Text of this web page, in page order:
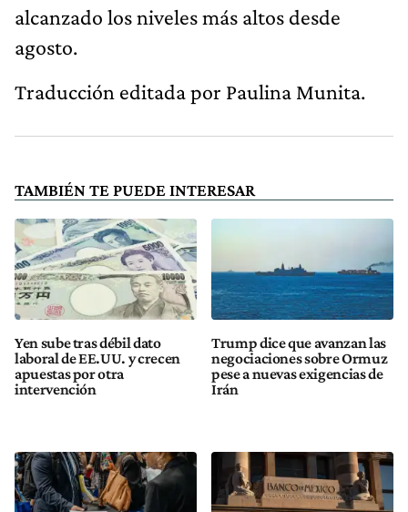
alcanzado los niveles más altos desde
agosto.
Traducción editada por Paulina Munita.
TAMBIÉN TE PUEDE INTERESAR
Yen sube tras débil dato
laboral de EE.UU. y crecen
apuestas por otra
intervención
Trump dice que avanzan las
negociaciones sobre Ormuz
pese a nuevas exigencias de
Irán